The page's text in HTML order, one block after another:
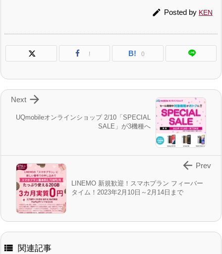
 Posted by KEN
! B! 0
UQmobileオンラインショップ 2/10「SPECIAL
SALE」が3機種へ

Next
LINEMO 新規歓迎！スマホプラン フィーバー
タイム！2023年2月10日～2月14日まで
 Prev
 関連記事